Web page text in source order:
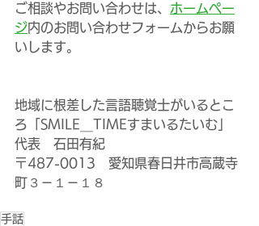
ご相談やお問い合わせは、 ホームペー
ジ内のお問い合わせフォームからお願
いします。
地域に根差した言語聴覚士がいるとこ
ろ「SMILE＿TIMEすまいるたいむ」
代表　石田有紀
〒487-0013　愛知県春日井市高蔵寺
町３－１－１８
手話